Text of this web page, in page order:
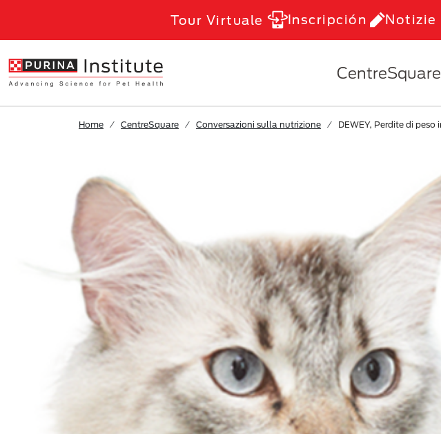
Tour Virtuale Inscripción Notizie
CentreSquare
Home CentreSquare Conversazioni sulla nutrizione DEWEY, Perdite di peso